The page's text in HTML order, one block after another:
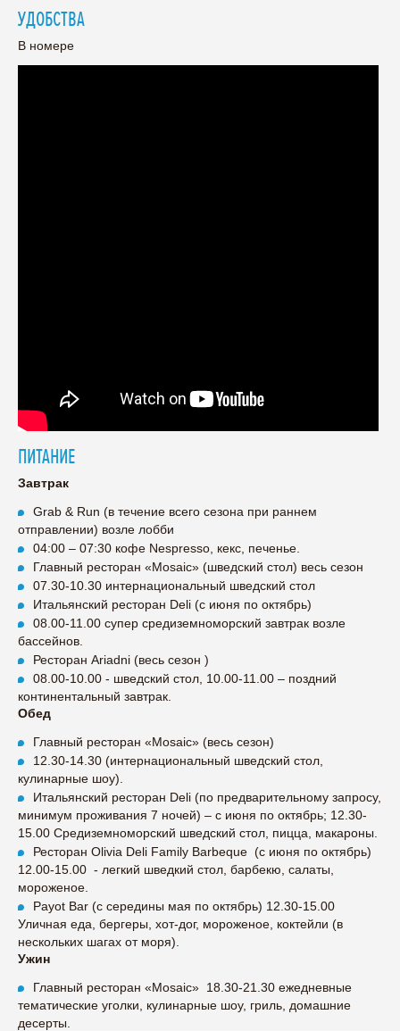
УДОБСТВА
В номере
ПИТАНИЕ
Завтрак
Grab & Run (в течение всего сезона при раннем
отправлении) возле лобби
04:00 – 07:30 кофе Nespresso, кекс, печенье.
Главный ресторан «Mosaic» (шведский стол) весь сезон
07.30-10.30 интернациональный шведский стол
Итальянский ресторан Deli (c июня по октябрь)
08.00-11.00 супер средиземноморский завтрак возле
бассейнов.
Ресторан Αriadni (весь сезон )
08.00-10.00 - шведский стол, 10.00-11.00 – поздний
континентальный завтрак.
Обед
Главный ресторан «Mosaic» (весь сезон)
12.30-14.30 (интернациональный шведский стол,
кулинарные шоу).
Итальянский ресторан Deli (по предварительному запросу,
минимум проживания 7 ночей) – с июня по октябрь; 12.30-
15.00 Средиземноморский шведский стол, пицца, макароны.
Ресторан Olivia Deli Family Barbeque (c июня по октябрь)
12.00-15.00 - легкий шведкий стол, барбекю, салаты,
мороженое.
Payot Bar (с середины мая по октябрь) 12.30-15.00
Уличная еда, бергеры, хот-дог, мороженое, коктейли (в
нескольких шагах от моря).
Ужин
Главный ресторан «Mosaic» 18.30-21.30 ежедневные
тематические уголки, кулинарные шоу, гриль, домашние
десерты.